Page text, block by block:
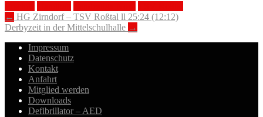
Post
navigation
← HG Zirndorf – TSV Roßtal ll 25:24 (12:12)
Derbyzeit in der Mittelschulhalle →
Impressum
Datenschutz
Kontakt
Anfahrt
Mitglied werden
Downloads
Defibrillator – AED